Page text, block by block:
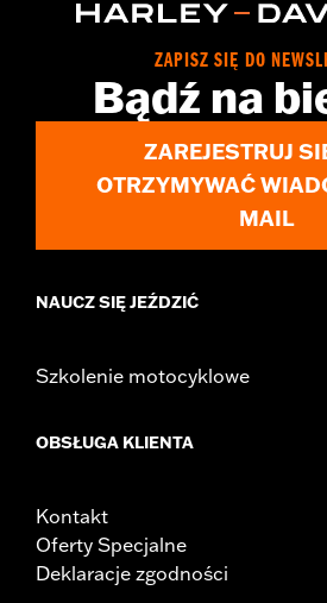
In the Box: Primary cover only
for full details
Removing and installing
purchase of new gaskets. See
ZAPISZ SIĘ DO
Bądź na
ZAREJESTRUJ
OTRZYMYWAĆ
MAIL
NAUCZ SIĘ JEŹDZIĆ
Szkolenie motocyklowe
OBSŁUGA KLIENTA
Kontakt
Oferty Specjalne
Deklaracje zgodności